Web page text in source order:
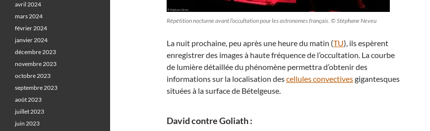
Répétition nocturne avant l’occultation pour les astronomes français. © Stéphane Neveu
La nuit prochaine, peu après une heure du matin (TU), ils espèrent
enregistrer des images à haute fréquence de l’occultation. La courbe
de lumière détaillée du phénomène permettra d’obtenir des
informations sur la localisation descellules convectivesgigantesques
situées à la surface de Bételgeuse.
David contre Goliath :
avril 2024
mars 2024
février 2024
janvier 2024
décembre 2023
novembre 2023
octobre 2023
septembre 2023
août 2023
juillet 2023
juin 2023